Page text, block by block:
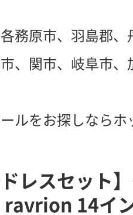
務原市、羽島郡
、関市、岐阜市
ルをお探しなら
ドレスセット
14イ